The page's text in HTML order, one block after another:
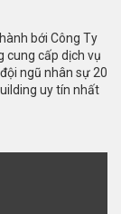
bới Công Ty
cung cấp dịch vụ
ngũ nhân sự 20
uy tín nhất